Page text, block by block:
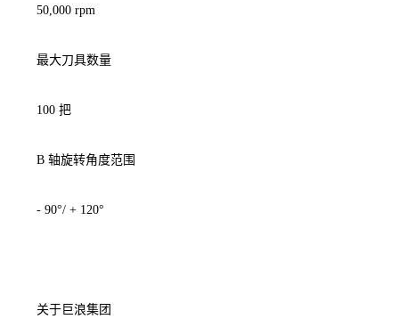
50,000 rpm
最大刀具数量
100 把
B 轴旋转角度范围
- 90°/ + 120°
关于巨浪集团